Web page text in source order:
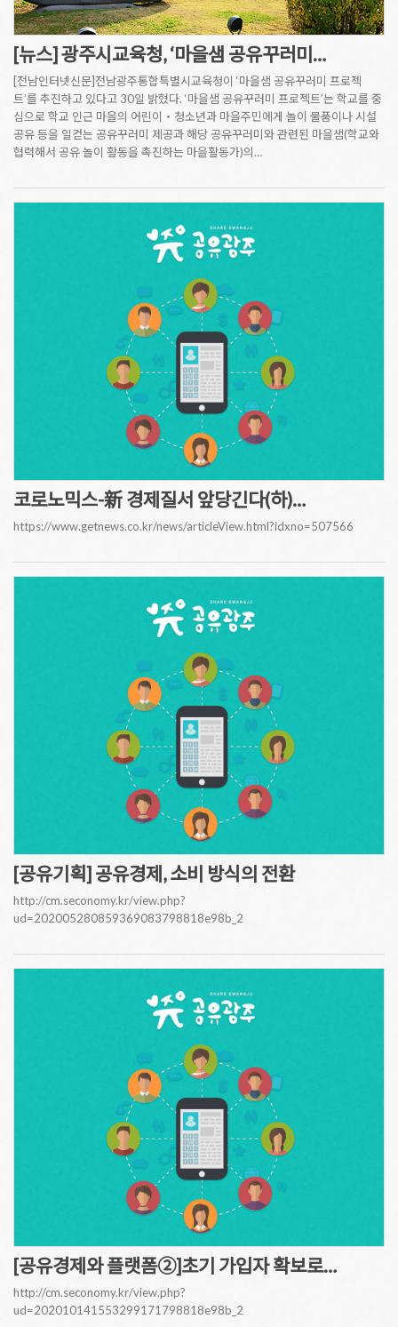
[뉴스] 광주시교육청, ‘마을샘 공유꾸러미…
[전남인터넷신문]전남광주통합특별시교육청이 ‘마을샘 공유꾸러미 프로젝
트’를 추진하고 있다고 30일 밝혔다. ‘마을샘 공유꾸러미 프로젝트’는 학교를 중
심으로 학교 인근 마을의 어린이‧청소년과 마을주민에게 놀이 물품이나 시설
공유 등을 일컫는 공유꾸러미 제공과 해당 공유꾸러미와 관련된 마을샘(학교와
협력해서 공유 놀이 활동을 촉진하는 마을활동가)의…
코로노믹스-新 경제질서 앞당긴다(하)…
https://www.getnews.co.kr/news/articleView.html?idxno=507566
[공유기획] 공유경제, 소비 방식의 전환
http://cm.seconomy.kr/view.php?
ud=202005280859369083798818e98b_2
[공유경제와 플랫폼②]초기 가입자 확보로…
http://cm.seconomy.kr/view.php?
ud=202010141553299171798818e98b_2